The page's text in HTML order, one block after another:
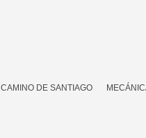
CAMINO DE SANTIAGO